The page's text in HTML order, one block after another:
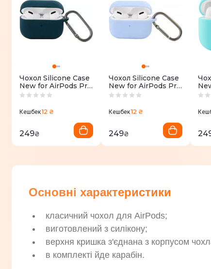
Чохол Silicone Case
New for AirPods Pro
2 (forest green)
Кешбек12 ₴
249₴
Чохол Silicone Case
New for AirPods Pro
2 (lilac cream)
Кешбек12 ₴
249₴
2
Основні характеристики
класичний чохол для AirPods;
виготовлений з силікону;
верхня кришка з'єднана з корпусом
в комплекті йде карабін.